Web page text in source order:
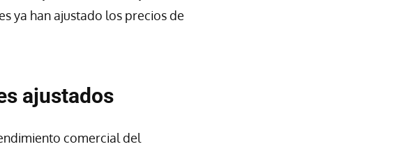
ya han ajustado los precios de
ajustados
comercial del